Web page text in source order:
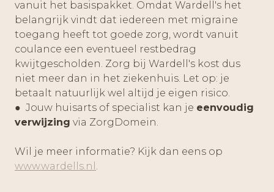
vanuit het basispakket. Omdat Wardell's het
belangrijk vindt dat iedereen met migraine
toegang heeft tot goede zorg, wordt vanuit
coulance een eventueel restbedrag
kwijtgescholden. Zorg bij Wardell's kost dus
niet meer dan in het ziekenhuis. Let op: je
betaalt natuurlijk wel altijd je eigen risico.
● Jouw huisarts of specialist kan je eenvoudig
verwijzing via ZorgDomein.
Wil je meer informatie? Kijk dan eens op
www.wardells.nl .